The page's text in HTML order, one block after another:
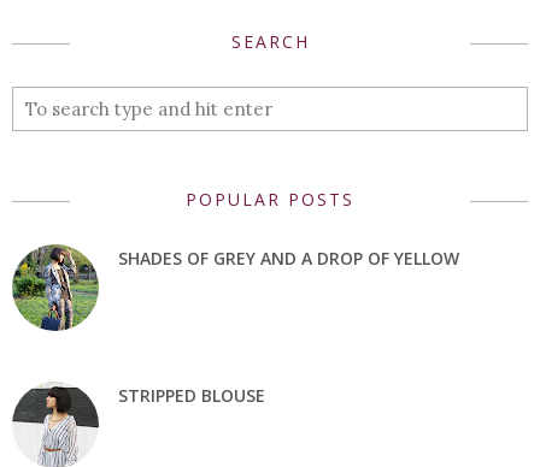
SEARCH
POPULAR POSTS
SHADES OF GREY AND A DROP OF YELLOW
STRIPPED BLOUSE